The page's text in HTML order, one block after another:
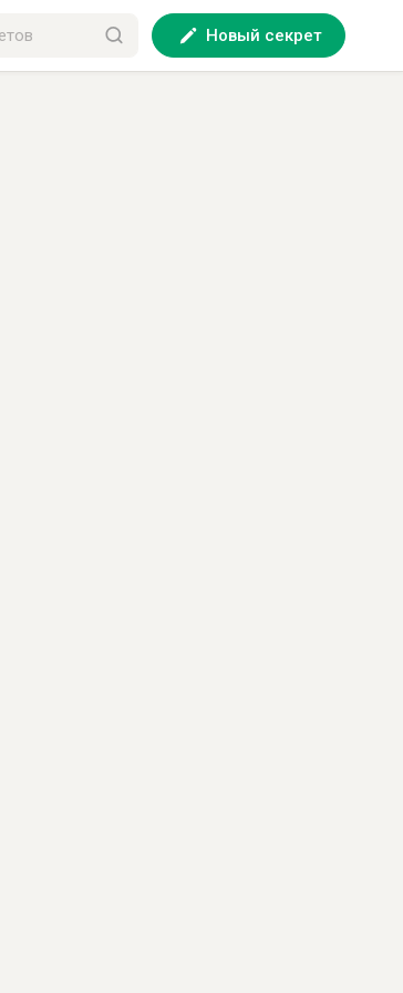
Новый секрет